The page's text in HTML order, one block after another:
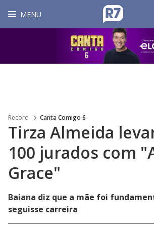
MENU
Record Canta Comigo 6
Tirza Almeida
100 jurados com
Grace"
Baiana diz que a mãe foi
seguisse carreira